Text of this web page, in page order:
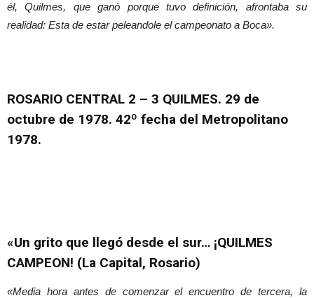
él, Quilmes, que ganó porque tuvo definición, afrontaba su
realidad: Esta de estar peleandole el campeonato a Boca».
ROSARIO CENTRAL 2 – 3 QUILMES. 29 de
octubre de 1978. 42º fecha del Metropolitano
1978.
«Un grito que llegó desde el sur… ¡QUILMES
CAMPEON! (La Capital, Rosario)
«Media hora antes de comenzar el encuentro de tercera, la